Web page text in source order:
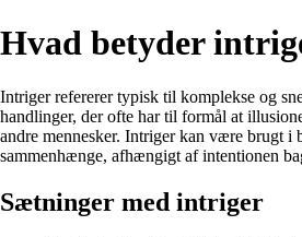
Hvad betyder
Intriger refererer typisk til komplekse og
handlinger, der ofte har til formål at
andre mennesker. Intriger kan være brugt i
sammenhænge, afhængigt af intentionen
Sætninger med intriger